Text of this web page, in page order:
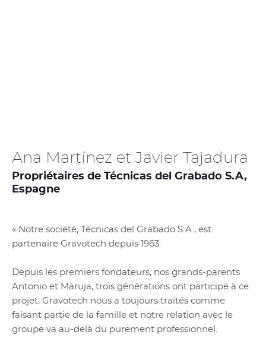
Ana Martínez et Javier Tajadura
Propriétaires de Técnicas del Grabado S.A,
Espagne
« Notre société, Técnicas del Grabado S.A., est
partenaire Gravotech depuis 1963.
Depuis les premiers fondateurs, nos grands-parents
Antonio et Maruja, trois générations ont participé à ce
projet. Gravotech nous a toujours traités comme
faisant partie de la famille et notre relation avec le
groupe va au-delà du purement professionnel.